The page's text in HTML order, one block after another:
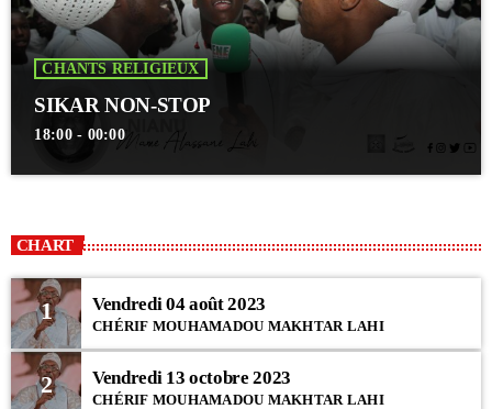
CHANTS RELIGIEUX
SIKAR NON-STOP
18:00 - 00:00
CHART
1 Vendredi 04 août 2023
CHÉRIF MOUHAMADOU MAKHTAR LAHI
2 Vendredi 13 octobre 2023
CHÉRIF MOUHAMADOU MAKHTAR LAHI